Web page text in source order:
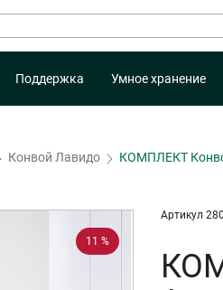
Поддержка Умное хранение
Конвой Лавидо КОМПЛЕКТ
11 %
Артикул